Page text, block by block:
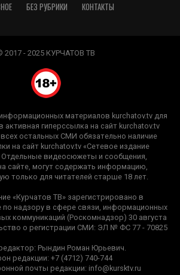
БЕЗ РУБРИКИ КОНТАКТЫ
2017 - 2025 КУРЧАТОВ ТВ
материалов kurchatov.tv для
активная гиперссылка на сайт kurchatov.tv
остальных СМИ обязательно наличие
на сайт kurchatov.tv «Сетевое издание
Отдельные видеосюжеты и сообщения,
сайте, могут содержать информацию,
только для читателей старше 18 лет.
«Курчатов ТВ» зарегистрировано в
по надзору в сфере связи, информационных
коммуникаций (Роскомнадзор) 30 августа
о регистрации СМИ: ЭЛ № ФС 77 - 70825
Рындин Роман Юрьевич.
редакции: +7 (4712) 740-744
почты редакции: info@kursktv.ru